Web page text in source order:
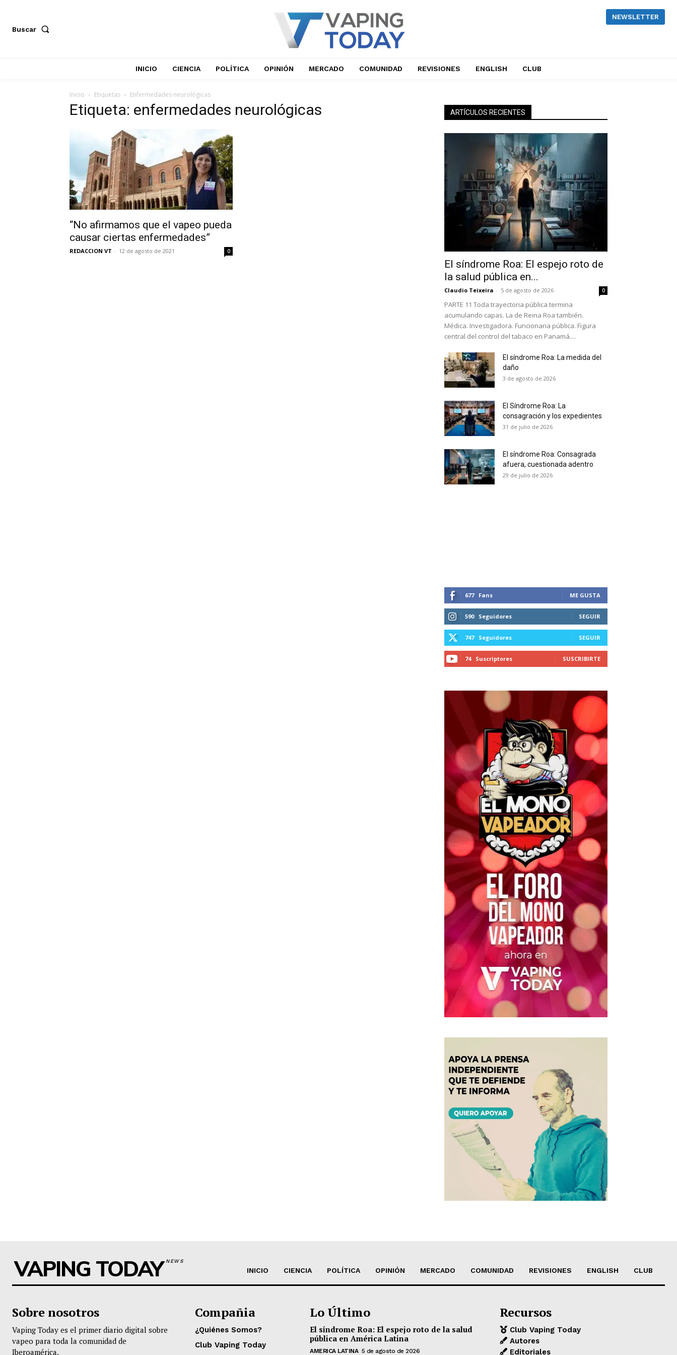
No te pierdas de las últimas
Suscríbete a nuestro boletín diario y recibe todas las
noticias del vapeo y la reducción de daños en tu correo
Subscribe to our daily clipping and receive all the news
of vaping and tobacco harm reduction in your email.
Buscar
NEWSLETTER
INICIO CIENCIA POLÍTICA OPINIÓN MERCADO COMUNIDAD REVISIONES ENGLISH CLUB
Inicio Etiquetas Enfermedades neurológicas
Etiqueta: enfermedades neurológicas
“No afirmamos que el vapeo pueda
causar ciertas enfermedades”
REDACCION VT - 12 de agosto de 2021 0
ARTÍCULOS RECIENTES
El síndrome Roa: El espejo roto de
la salud pública en...
Claudio Teixeira - 5 de agosto de 2026 0
PARTE 11 Toda trayectoria pública termina
acumulando capas. La de Reina Roa también.
Médica. Investigadora. Funcionaria pública. Figura
central del control del tabaco en Panamá....
El síndrome Roa: La medida del
daño
3 de agosto de 2026
El Síndrome Roa: La
consagración y los expedientes
31 de julio de 2026
El síndrome Roa: Consagrada
afuera, cuestionada adentro
29 de julio de 2026
677 Fans ME GUSTA
590 Seguidores SEGUIR
747 Seguidores SEGUIR
74 Suscriptores SUSCRIBIRTE
VAPING TODAYNEWS
INICIO CIENCIA POLÍTICA OPINIÓN MERCADO COMUNIDAD REVISIONES ENGLISH CLUB
Sobre nosotros
Vaping Today es el primer diario digital sobre
vapeo para toda la comunidad de
Iberoamérica.
Compañia
¿Quiénes Somos?
Club Vaping Today
Lo Último
El síndrome Roa: El espejo roto de la salud
pública en América Latina
AMERICA LATINA 5 de agosto de 2026
Recursos
Club Vaping Today
Autores
Editoriales